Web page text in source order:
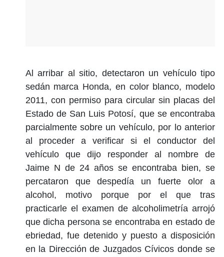
Al arribar al sitio, detectaron un vehículo tipo
sedán marca Honda, en color blanco, modelo
2011, con permiso para circular sin placas del
Estado de San Luis Potosí, que se encontraba
parcialmente sobre un vehículo, por lo anterior
al proceder a verificar si el conductor del
vehículo que dijo responder al nombre de
Jaime N de 24 años se encontraba bien, se
percataron que despedía un fuerte olor a
alcohol, motivo porque por el que tras
practicarle el examen de alcoholimetría arrojó
que dicha persona se encontraba en estado de
ebriedad, fue detenido y puesto a disposición
en la Dirección de Juzgados Cívicos donde se